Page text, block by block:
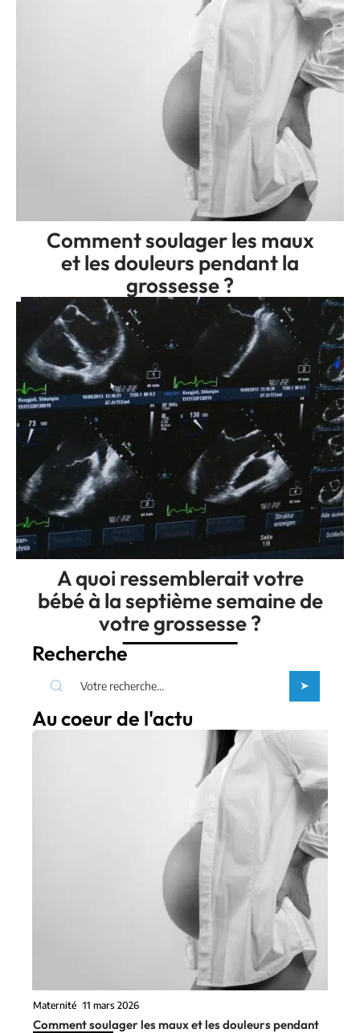
Comment soulager les maux
et les douleurs pendant la
grossesse ?
A quoi ressemblerait votre
bébé à la septième semaine de
votre grossesse ?
Recherche
Au coeur de l'actu
Maternité 11 mars 2026
Comment soulager les maux et les douleurs pendant